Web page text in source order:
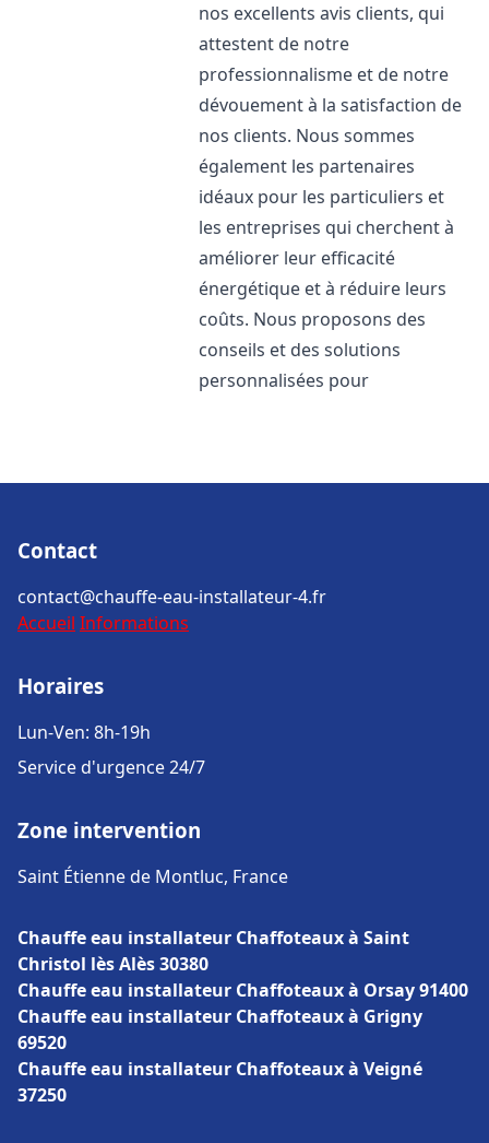
nos excellents avis clients, qui
attestent de notre
professionnalisme et de notre
dévouement à la satisfaction de
nos clients. Nous sommes
également les partenaires
idéaux pour les particuliers et
les entreprises qui cherchent à
améliorer leur efficacité
énergétique et à réduire leurs
coûts. Nous proposons des
conseils et des solutions
personnalisées pour
Contact
contact@chauffe-eau-installateur-4.fr
Accueil Informations
Horaires
Lun-Ven: 8h-19h
Service d'urgence 24/7
Zone intervention
Saint Étienne de Montluc, France
Chauffe eau installateur Chaffoteaux à Saint
Christol lès Alès 30380
Chauffe eau installateur Chaffoteaux à Orsay 91400
Chauffe eau installateur Chaffoteaux à Grigny
69520
Chauffe eau installateur Chaffoteaux à Veigné
37250